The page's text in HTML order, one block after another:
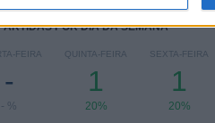
POR DIA DA SEMANA
FEIRA
-
- %
QUINTA-FEIRA
1
20%
SEXTA-FEIRA
1
20%